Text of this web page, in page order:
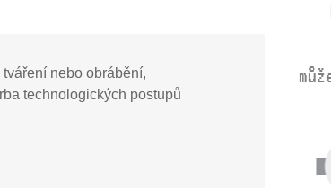
nebo obrábění,
technologických postupů